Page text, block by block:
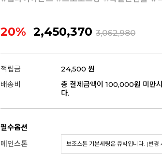
20% 2,450,370 3,062,980
적립금
24,500 원
배송비
총 결제금액이 100,000원 미만
다.
필수옵션
메인스톤